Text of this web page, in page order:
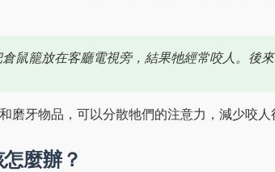
鼠籠放在客廳電視旁，結果牠經常咬人。後
磨牙物品，可以分散牠們的注意力，減少咬人
麼辦？